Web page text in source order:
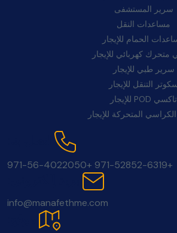
سرير المستشفى
مساعدات النقل
الحمام للإيجار
كهربائي للإيجار
سرير طبي للإيجار
التنقل للإيجار
تاكسي POD للإيجار
المتحركة للإيجار
+971-52852-6319
+971-56-4022050
info@manafethme.com